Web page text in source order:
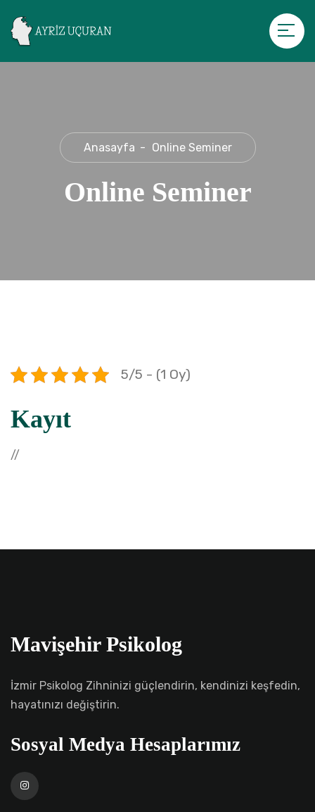
Anasayfa Online Seminer
Online Seminer
5/5 - (1 Oy)
Kayıt
//
Mavişehir Psikolog
İzmir Psikolog Zihninizi güçlendirin, kendinizi keşfedin,
hayatınızı değiştirin.
Sosyal Medya Hesaplarımız